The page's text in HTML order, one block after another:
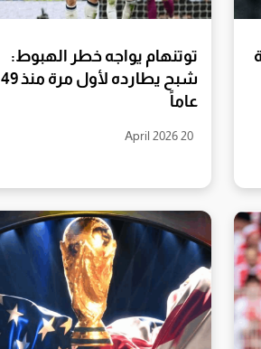
توتنهام يواجه خطر الهبوط:
شبح يطارده لأول مرة منذ 49
عاماً
20 April 2026